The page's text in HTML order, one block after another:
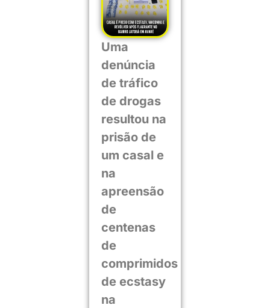
Uma
denúncia
de tráfico
de drogas
resultou na
prisão de
um casal e
na
apreensão
de
centenas
de
comprimidos
de ecstasy
na